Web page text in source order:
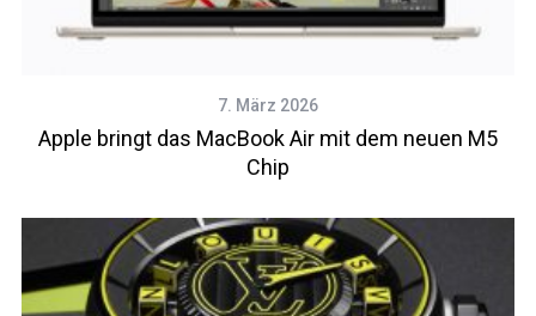
7. März 2026
Apple bringt das MacBook Air mit dem neuen M5
Chip